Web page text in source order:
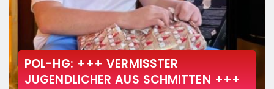
POL-HG: +++ VERMISSTER
JUGENDLICHER AUS SCHMITTEN +++